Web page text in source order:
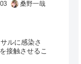
桑野一哉
ルに感染さ
接触させるこ